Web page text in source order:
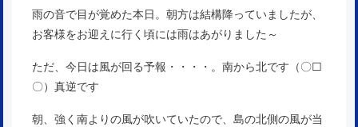
雨の音で目が覚めた本日。朝方は結構降っていましたが、
お客様をお迎えに行く頃には雨はあがりました～
ただ、今日は風が回る予報・・・・。南から北です（〇□
〇）真逆です
朝、強く南よりの風が吹いていたので、島の北側の風が当